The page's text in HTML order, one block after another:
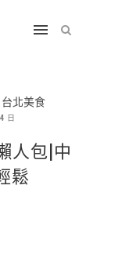
台北美食
日
人包|中
鬆